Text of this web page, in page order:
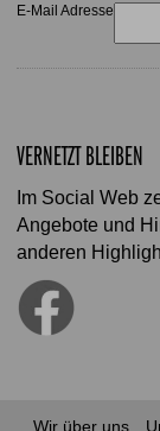
E-Mail Adresse
VERNETZT BLEIBEN
Im Social Web
Angebote und
anderen
Wir über uns